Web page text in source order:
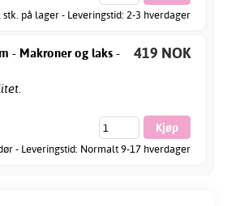
stk. på lager - Leveringstid: 2-3 hverdager
- Makroner og laks -
419 NOK
- Leveringstid: Normalt 9-17 hverdager